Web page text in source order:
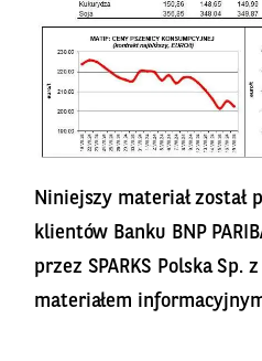
Niniejszy materiał został
klientów Banku BNP
przez SPARKS Polska Sp.
materiałem